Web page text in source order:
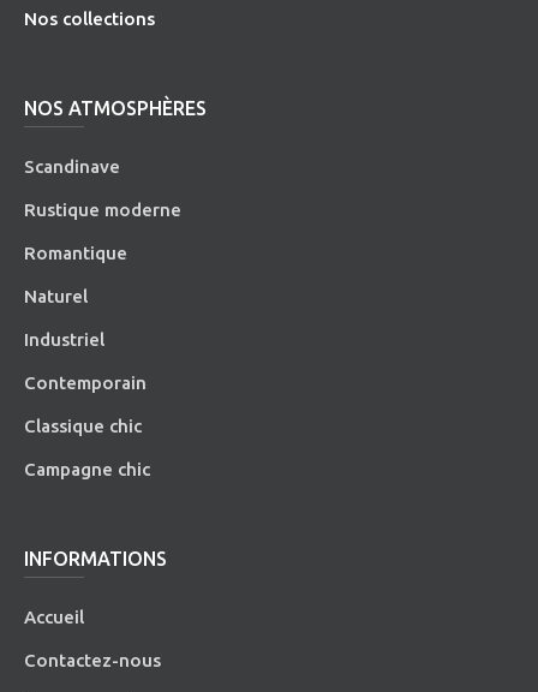
Nos collections
NOS ATMOSPHÈRES
Scandinave
Rustique moderne
Romantique
Naturel
Industriel
Contemporain
Classique chic
Campagne chic
INFORMATIONS
Accueil
Contactez-nous